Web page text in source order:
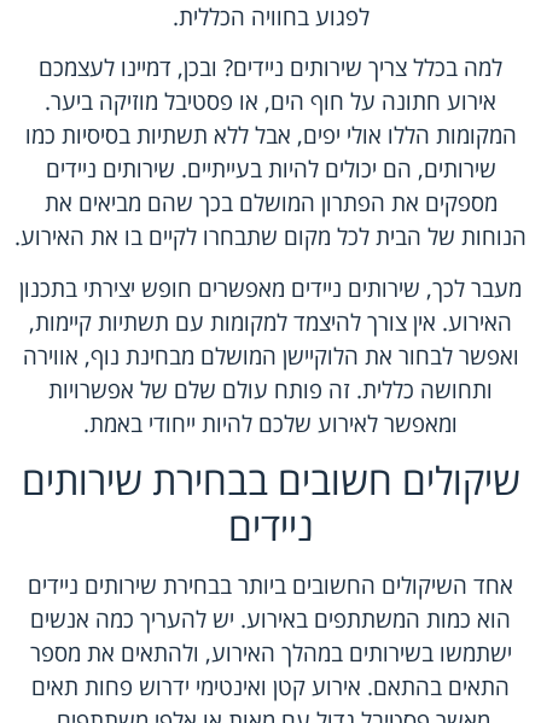
לפגוע בחוויה הכללית.
למה בכלל צריך שירותים ניידים? ובכן, דמיינו לעצמכם
אירוע חתונה על חוף הים, או פסטיבל מוזיקה ביער.
המקומות הללו אולי יפים, אבל ללא תשתיות בסיסיות כמו
שירותים, הם יכולים להיות בעייתיים. שירותים ניידים
מספקים את הפתרון המושלם בכך שהם מביאים את
הנוחות של הבית לכל מקום שתבחרו לקיים בו את האירוע.
מעבר לכך, שירותים ניידים מאפשרים חופש יצירתי בתכנון
האירוע. אין צורך להיצמד למקומות עם תשתיות קיימות,
ואפשר לבחור את הלוקיישן המושלם מבחינת נוף, אווירה
ותחושה כללית. זה פותח עולם שלם של אפשרויות
ומאפשר לאירוע שלכם להיות ייחודי באמת.
שיקולים חשובים בבחירת שירותים
ניידים
אחד השיקולים החשובים ביותר בבחירת שירותים ניידים
הוא כמות המשתתפים באירוע. יש להעריך כמה אנשים
ישתמשו בשירותים במהלך האירוע, ולהתאים את מספר
התאים בהתאם. אירוע קטן ואינטימי ידרוש פחות תאים